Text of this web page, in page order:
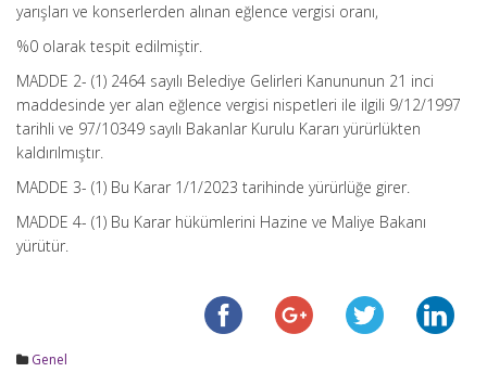
yarışları ve konserlerden alınan eğlence vergisi oranı,
%0 olarak tespit edilmiştir.
MADDE 2- (1) 2464 sayılı Belediye Gelirleri Kanununun 21 inci
maddesinde yer alan eğlence vergisi nispetleri ile ilgili 9/12/1997
tarihli ve 97/10349 sayılı Bakanlar Kurulu Kararı yürürlükten
kaldırılmıştır.
MADDE 3- (1) Bu Karar 1/1/2023 tarihinde yürürlüğe girer.
MADDE 4- (1) Bu Karar hükümlerini Hazine ve Maliye Bakanı
yürütür.
Genel